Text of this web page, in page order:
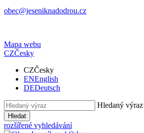
obec@jeseniknadodrou.cz
Mapa webu
CZČesky
CZČesky
ENEnglish
DEDeutsch
Hledaný výraz
Hledat
rozšířené vyhledávání